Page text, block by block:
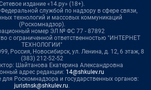
издание «14.ру» (18+).
службой по надзору в сфере связи,
технологий и массовых коммуникаций
(Роскомнадзор).
номер ЭЛ № ФС 77 - 87892
с ограниченной ответственностью "ИНТЕРНЕТ
ТЕХНОЛОГИИ"
Россия, Новосибирск, ул. Ленина, д. 12, 6 этаж, 8
(383) 212-52-52
Шайтанова Екатерина Александровна
адрес редакции: 14@shkulev.ru
Роскомнадзора и государственных органов:
juristnsk@shkulev.ru.